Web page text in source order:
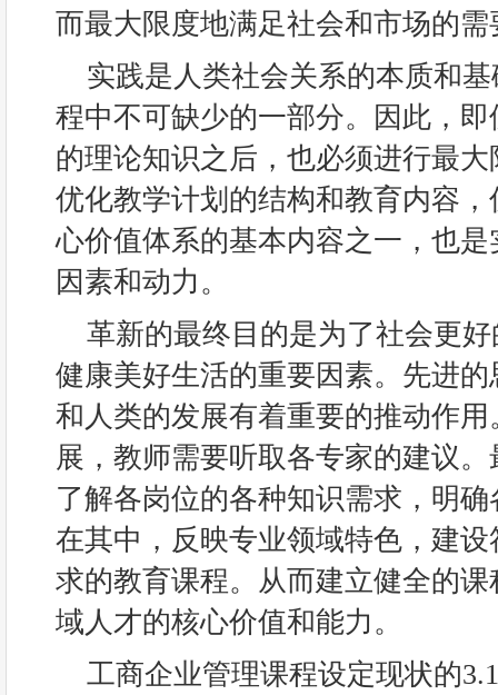
而最大限度地满足社会和市场的需
实践是人类社会关系的本质和
程中不可缺少的一部分。因此，
的理论知识之后，也必须进行最
优化教学计划的结构和教育内容
心价值体系的基本内容之一，也
因素和动力。
革新的最终目的是为了社会更
健康美好生活的重要因素。先进
和人类的发展有着重要的推动作
展，教师需要听取各专家的建议
了解各岗位的各种知识需求，明
在其中，反映专业领域特色，建
求的教育课程。从而建立健全的
域人才的核心价值和能力。
工商企业管理课程设定现状的